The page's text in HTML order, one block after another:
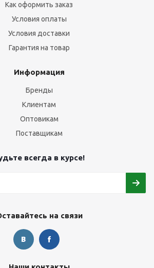
Как оформить заказ
Условия оплаты
Условия доставки
Гарантия на товар
Информация
Бренды
Клиентам
Оптовикам
Поставщикам
всегда в курсе!
на связи